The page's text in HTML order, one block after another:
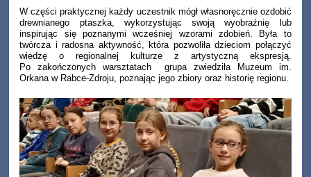
W części praktycznej każdy uczestnik mógł własnoręcznie ozdobić
drewnianego ptaszka, wykorzystując swoją wyobraźnię lub
inspirując się poznanymi wcześniej wzorami zdobień. Była to
twórcza i radosna aktywność, która pozwoliła dzieciom połączyć
wiedzę o regionalnej kulturze z artystyczną ekspresją.
Po zakończonych warsztatach grupa zwiedziła Muzeum im.
Orkana w Rabce-Zdroju, poznając jego zbiory oraz historię regionu.